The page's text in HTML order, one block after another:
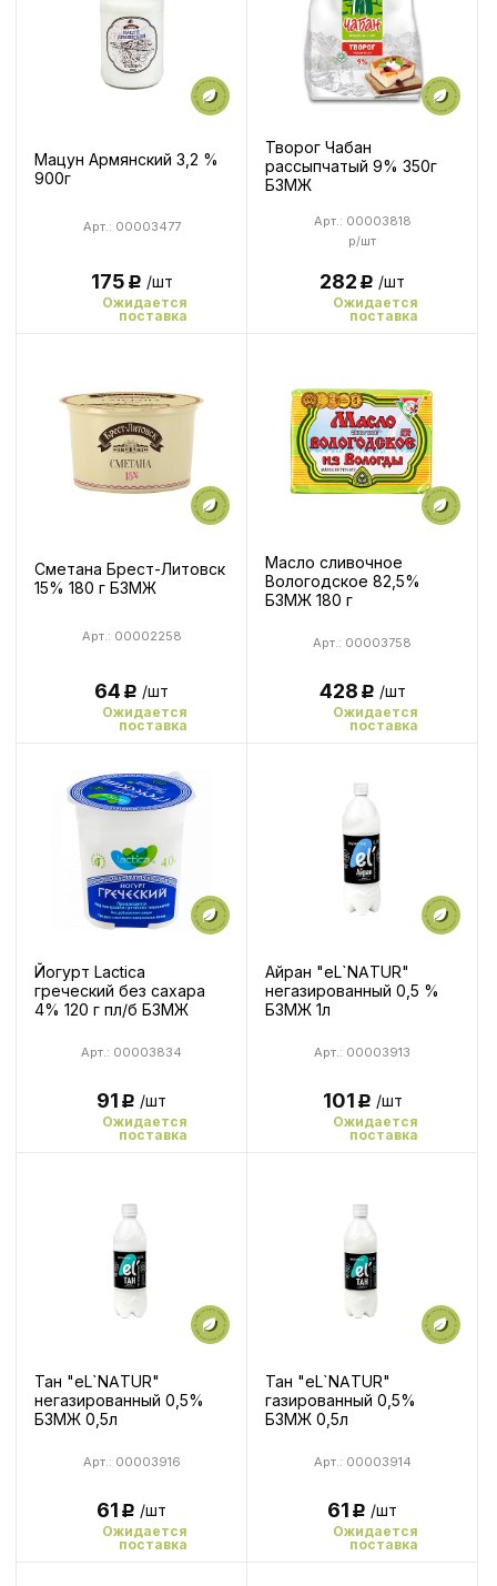
Мацун Армянский 3,2 %
900г
Арт.: 00003477
175Р /шт
Ожидается
поставка
Творог Чабан
рассыпчатый 9% 350г
БЗМЖ
р/шт
Арт.: 00003818
282Р /шт
Ожидается
поставка
Сметана Брест-Литовск
15% 180 г БЗМЖ
Арт.: 00002258
64Р /шт
Ожидается
поставка
Масло сливочное
Вологодское 82,5%
БЗМЖ 180 г
Арт.: 00003758
428Р /шт
Ожидается
поставка
Йогурт Lactica
греческий без сахара
4% 120 г пл/б БЗМЖ
Арт.: 00003834
91Р /шт
Ожидается
поставка
Айран "eL`NATUR"
негазированный 0,5 %
БЗМЖ 1л
Арт.: 00003913
101Р /шт
Ожидается
поставка
Тан "eL`NATUR"
негазированный 0,5%
БЗМЖ 0,5л
Арт.: 00003916
61Р /шт
Ожидается
поставка
Тан "eL`NATUR"
газированный 0,5%
БЗМЖ 0,5л
Арт.: 00003914
61Р /шт
Ожидается
поставка